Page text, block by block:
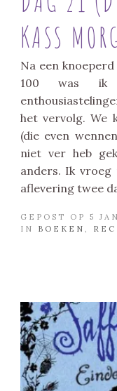
KASS
Na een
100 was
het vervolg. We
(die even
niet ver heb
anders. Ik
aflevering twee
GEPOST OP 5
IN
BOEKEN ,